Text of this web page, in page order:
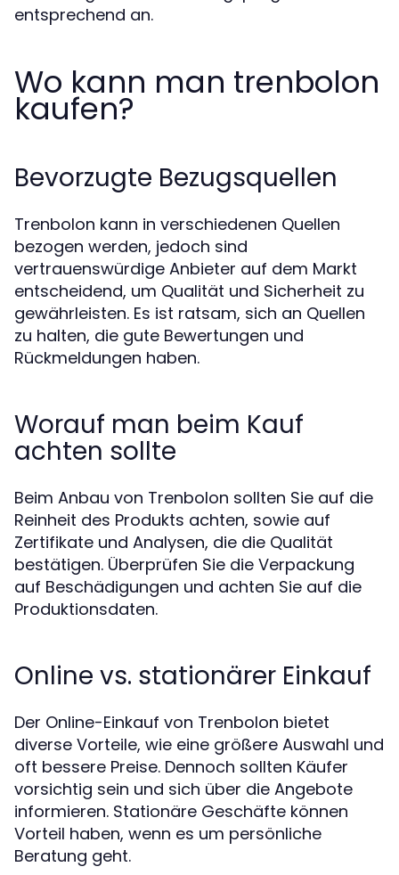
entsprechend an.
Wo kann man trenbolon
kaufen?
Bevorzugte Bezugsquellen
Trenbolon kann in verschiedenen Quellen
bezogen werden, jedoch sind
vertrauenswürdige Anbieter auf dem Markt
entscheidend, um Qualität und Sicherheit zu
gewährleisten. Es ist ratsam, sich an Quellen
zu halten, die gute Bewertungen und
Rückmeldungen haben.
Worauf man beim Kauf
achten sollte
Beim Anbau von Trenbolon sollten Sie auf die
Reinheit des Produkts achten, sowie auf
Zertifikate und Analysen, die die Qualität
bestätigen. Überprüfen Sie die Verpackung
auf Beschädigungen und achten Sie auf die
Produktionsdaten.
Online vs. stationärer Einkauf
Der Online-Einkauf von Trenbolon bietet
diverse Vorteile, wie eine größere Auswahl und
oft bessere Preise. Dennoch sollten Käufer
vorsichtig sein und sich über die Angebote
informieren. Stationäre Geschäfte können
Vorteil haben, wenn es um persönliche
Beratung geht.